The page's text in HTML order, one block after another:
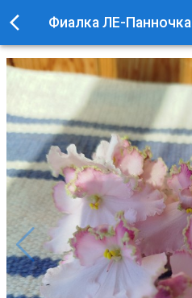
Фиалка ЛЕ-Панночка